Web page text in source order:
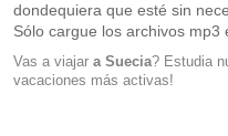
dondequiera que esté sin
Sólo cargue los archivos mp3
Vas a viajar a Suecia? Estudia
vacaciones más activas!